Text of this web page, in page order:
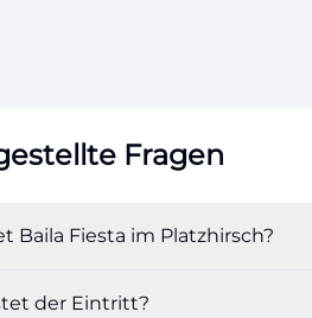
Fragen
Baila Fiesta im Platzhirsch?
der Eintritt?